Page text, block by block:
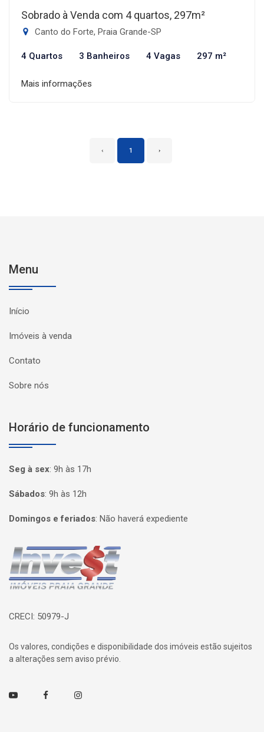
Sobrado à Venda com 4 quartos, 297m²
Canto do Forte, Praia Grande-SP
4 Quartos 3 Banheiros 4 Vagas 297 m²
Mais informações
‹ 1 ›
Menu
Início
Imóveis à venda
Contato
Sobre nós
Horário de funcionamento
Seg à sex: 9h às 17h
Sábados: 9h às 12h
Domingos e feriados: Não haverá expediente
Página inicial
CRECI: 50979-J
Os valores, condições e disponibilidade dos imóveis estão sujeitos
a alterações sem aviso prévio.
Youtube FacebookInstagram